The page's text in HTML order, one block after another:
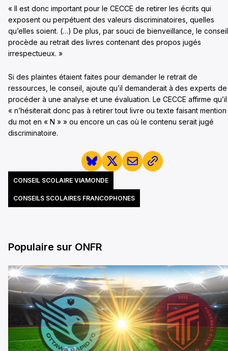
« Il est donc important pour le CECCE de retirer les écrits qui
exposent ou perpétuent des valeurs discriminatoires, quelles
qu’elles soient. (…) De plus, par souci de bienveillance, le conseil
procède au retrait des livres contenant des propos jugés
irrespectueux. »
Si des plaintes étaient faites pour demander le retrait de
ressources, le conseil, ajoute qu’il demanderait à des experts de
procéder à une analyse et une évaluation. Le CECCE affirme qu’il
« n’hésiterait donc pas à retirer tout livre ou texte faisant mention
du mot en « N » » ou encore un cas où le contenu serait jugé
discriminatoire.
CONSEIL SCOLAIRE VIAMONDE
CONSEILS SCOLAIRES FRANCOPHONES
Populaire sur ONFR